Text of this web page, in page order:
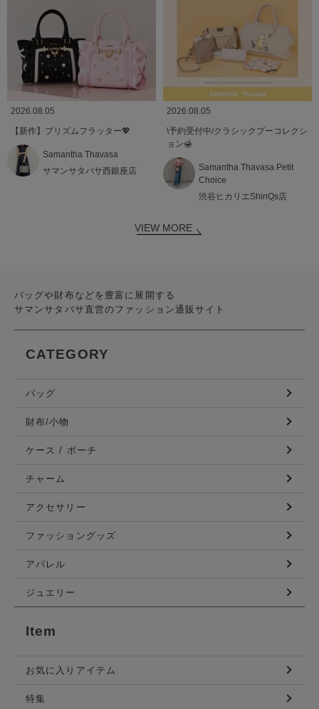
2026.08.05
【新作】プリズムフラッター💖
Samantha Thavasa
サマンサタバサ西銀座店
2026.08.05
\予約受付中/クラシックプーコレクシ
ョン🍯
Samantha Thavasa Petit
Choice
渋谷ヒカリエShinQs店
VIEW MORE
バッグや財布などを豊富に展開する
サマンサタバサ直営のファッション通販サイト
CATEGORY
バッグ
財布/小物
ケース / ポーチ
チャーム
アクセサリー
ファッショングッズ
アパレル
ジュエリー
Item
お気に入りアイテム
特集